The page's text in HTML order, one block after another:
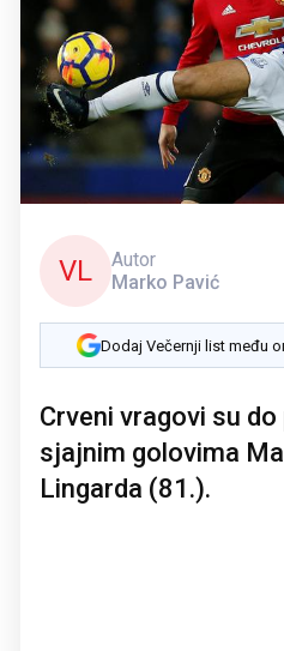
VL
Autor
Marko Pavić
Dodaj Večernji list među
Crveni vragovi su
sjajnim golovima
Lingarda (81.).